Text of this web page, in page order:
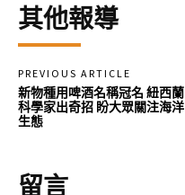
其他報導
PREVIOUS ARTICLE
新物種用啤酒名稱冠名 紐西蘭
科學家出奇招 盼大眾關注海洋
生態
留言